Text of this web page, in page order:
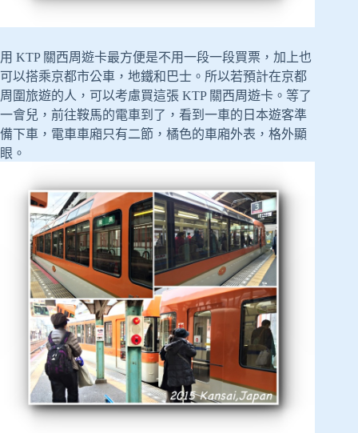
用 KTP 關西周遊卡最方便是不用一段一段買票，加上也
可以搭乘京都市公車，地鐵和巴士。所以若預計在京都
周圍旅遊的人，可以考慮買這張 KTP 關西周遊卡。等了
一會兒，前往鞍馬的電車到了，看到一車的日本遊客準
備下車，電車車廂只有二節，橘色的車廂外表，格外顯
眼。